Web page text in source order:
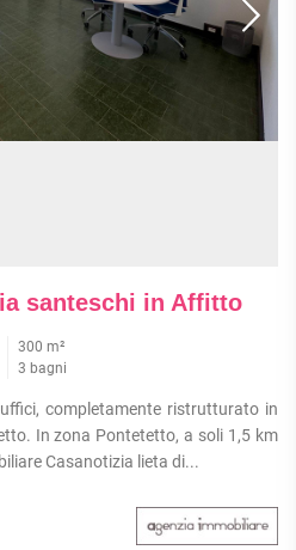
santeschi in Affitto
300 m²
3 bagni
completamente ristrutturato in
In zona Pontetetto, a soli 1,5 km
Casanotizia lieta di...